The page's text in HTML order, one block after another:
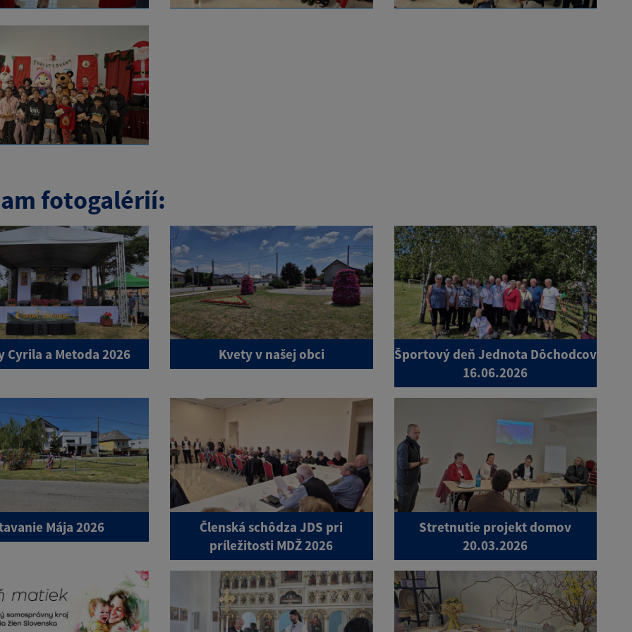
fotogalérií:
Cyrila a Metoda 2026 Kvety v našej obci
Športový deň Jednota Dôchodcov
16.06.2026
Mája 2026
Členská schôdza JDS pri
príležitosti MDŽ 2026
Stretnutie projekt domov
20.03.2026